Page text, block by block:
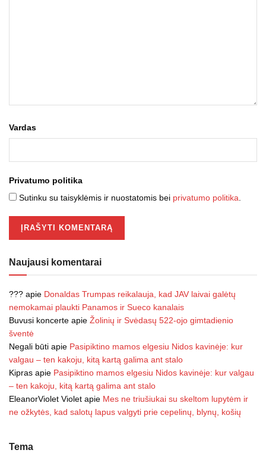
Vardas
Privatumo politika
Sutinku su taisyklėmis ir nuostatomis bei privatumo politika
Naujausi komentarai
??? apie Donaldas Trumpas reikalauja, kad JAV laivai galėtų
nemokamai plaukti Panamos ir Sueco kanalais
Buvusi koncerte apie Žolinių ir Svėdasų 522-ojo gimtadienio
šventė
Negali būti apie Pasipiktino mamos elgesiu Nidos kavinėje: kur
valgau – ten kakoju, kitą kartą galima ant stalo
Kipras apie Pasipiktino mamos elgesiu Nidos kavinėje: kur valgau
– ten kakoju, kitą kartą galima ant stalo
EleanorViolet Violet apie Mes ne triušiukai su skeltom lupytėm ir
ne ožkytės, kad salotų lapus valgyti prie cepelinų, blynų, košių
Tema